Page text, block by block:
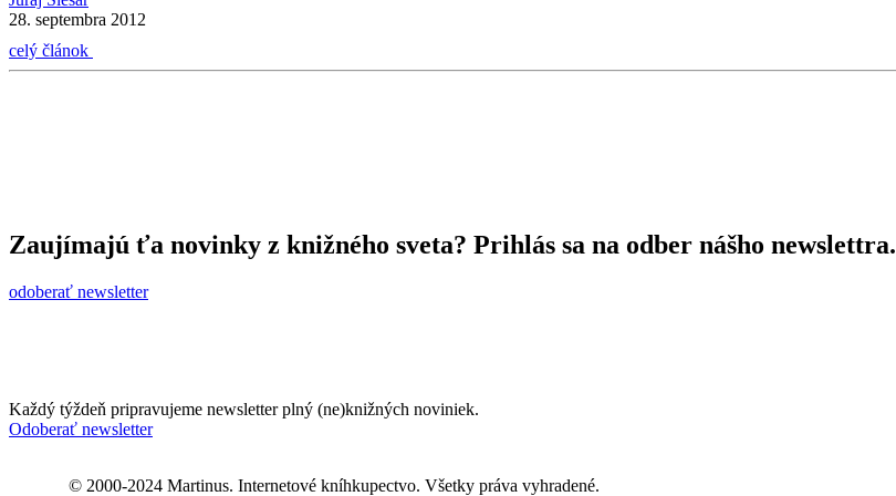
28. septembra 2012
celý článok
Zaujímajú ťa novinky z knižného sveta? Prihlás sa na odber nášho newslettra.
odoberať newsletter
Každý týždeň pripravujeme newsletter plný (ne)knižných noviniek.
Odoberať newsletter
© 2000-2024 Martinus. Internetové kníhkupectvo. Všetky práva vyhradené.